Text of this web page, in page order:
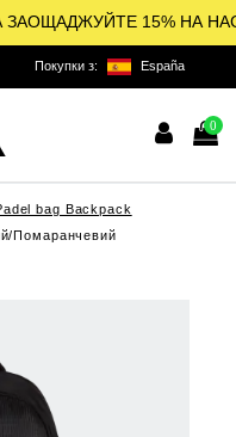
ЗАОЩАДЖУЙТЕ 15% НА
Покупки з: España
0
bag Backpack
Помаранчевий